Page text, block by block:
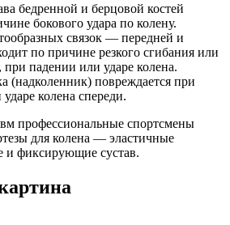
бедренной и берцовой костей
бокового удара по колену.
связок — передней и
по причине резкого сгибания или
при падении или ударе колена.
(надколенник) повреждается при
колена спереди.
профессиональные спортсмены
для колена — эластичные
фиксирующие сустав.